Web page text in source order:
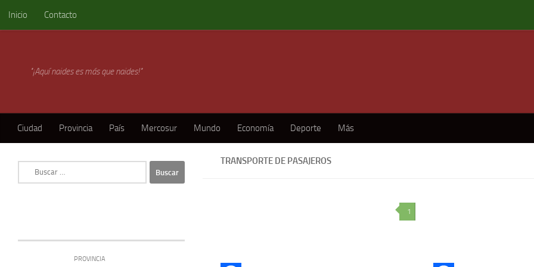
Skip to content
Inicio Contacto
"¡Aquí naides es más que naides!"
Ciudad Provincia País Mercosur Mundo Economía Deporte Más
TRANSPORTE DE PASAJEROS
1
PROVINCIA